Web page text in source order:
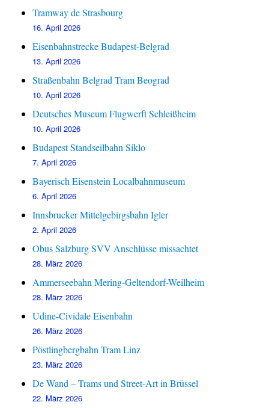
Tramway de Strasbourg
16. April 2026
Eisenbahnstrecke Budapest-Belgrad
13. April 2026
Straßenbahn Belgrad Tram Beograd
10. April 2026
Deutsches Museum Flugwerft Schleißheim
10. April 2026
Budapest Standseilbahn Siklo
7. April 2026
Bayerisch Eisenstein Localbahnmuseum
6. April 2026
Innsbrucker Mittelgebirgsbahn Igler
2. April 2026
Obus Salzburg SVV Anschlüsse missachtet
28. März 2026
Ammerseebahn Mering-Geltendorf-Weilheim
28. März 2026
Udine-Cividale Eisenbahn
26. März 2026
Pöstlingbergbahn Tram Linz
23. März 2026
De Wand – Trams und Street-Art in Brüssel
22. März 2026